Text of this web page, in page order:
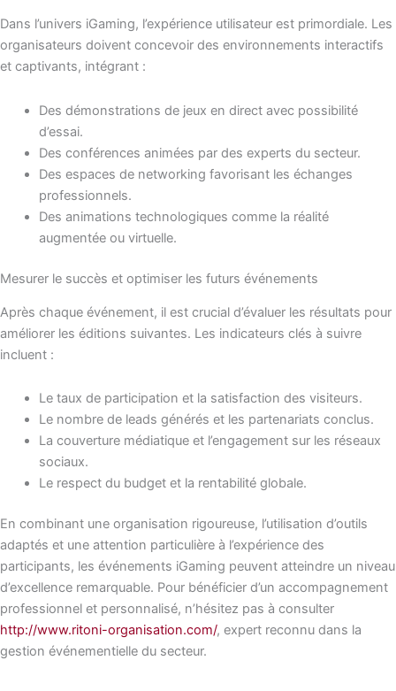
Dans l’univers iGaming, l’expérience utilisateur est primordiale. Les
organisateurs doivent concevoir des environnements interactifs
et captivants, intégrant :
Des démonstrations de jeux en direct avec possibilité
d’essai.
Des conférences animées par des experts du secteur.
Des espaces de networking favorisant les échanges
professionnels.
Des animations technologiques comme la réalité
augmentée ou virtuelle.
Mesurer le succès et optimiser les futurs événements
Après chaque événement, il est crucial d’évaluer les résultats pour
améliorer les éditions suivantes. Les indicateurs clés à suivre
incluent :
Le taux de participation et la satisfaction des visiteurs.
Le nombre de leads générés et les partenariats conclus.
La couverture médiatique et l’engagement sur les réseaux
sociaux.
Le respect du budget et la rentabilité globale.
En combinant une organisation rigoureuse, l’utilisation d’outils
adaptés et une attention particulière à l’expérience des
participants, les événements iGaming peuvent atteindre un niveau
d’excellence remarquable. Pour bénéficier d’un accompagnement
professionnel et personnalisé, n’hésitez pas à consulter
http://www.ritoni-organisation.com/, expert reconnu dans la
gestion événementielle du secteur.